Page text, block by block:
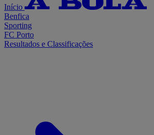
Início
Benfica
Sporting
FC Porto
Resultados e Classificações